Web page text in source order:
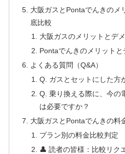
大阪ガスとPontaでんきのメ
底比較
大阪ガスのメリットとデ
Pontaでんきのメリットと
よくある質問（Q&A）
Q. ガスとセットにした方
Q. 乗り換える際に、今の
は必要ですか？
大阪ガスとPontaでんきの料
プラン別の料金比較判定
👤 読者の皆様：比較リク